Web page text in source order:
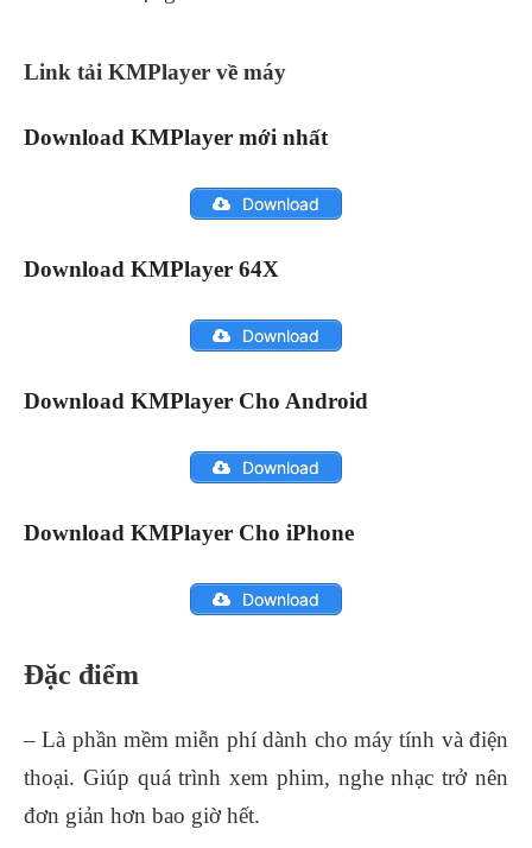
Link tải KMPlayer về máy
Download KMPlayer mới nhất
Download
Download KMPlayer 64X
Download
Download KMPlayer Cho Android
Download
Download KMPlayer Cho iPhone
Download
Đặc điểm
– Là phần mềm miễn phí dành cho máy tính và điện
thoại. Giúp quá trình xem phim, nghe nhạc trở nên
đơn giản hơn bao giờ hết.